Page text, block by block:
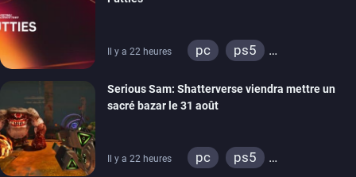
Il y a 22 heures pc
ps5
ps4
xbox one
switch 2
Serious Sam: Shatterverse viendra mettre un
sacré bazar le 31 août
Il y a 22 heures pc
ps5